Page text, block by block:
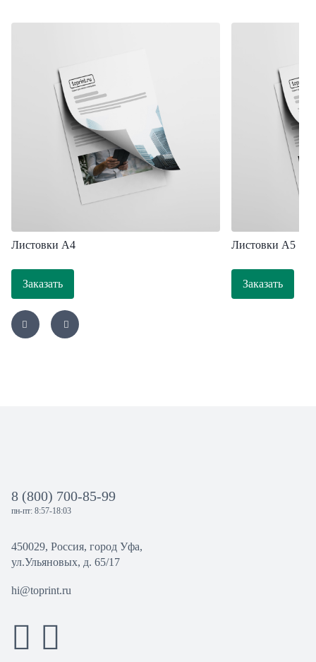
Листовки A4
Заказать
Листовки А5
Заказать
8 (800) 700-85-99
пн-пт: 8:57-18:03
450029, Россия, город Уфа,
ул.Ульяновых, д. 65/17
hi@toprint.ru